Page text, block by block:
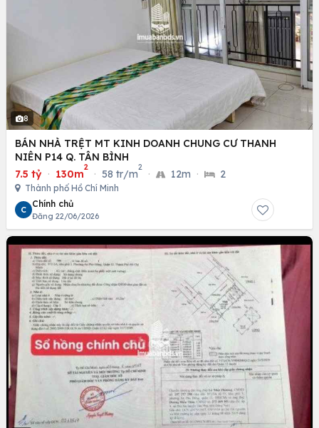
8
BÁN NHÀ TRỆT MT KINH DOANH CHUNG CƯ THANH
NIÊN P14 Q. TÂN BÌNH
7.5 tỷ · 130m
2
· 58 tr/m
2
· 12m · 2
Thành phố Hồ Chí Minh
C
Chính chủ
Đăng 22/06/2026